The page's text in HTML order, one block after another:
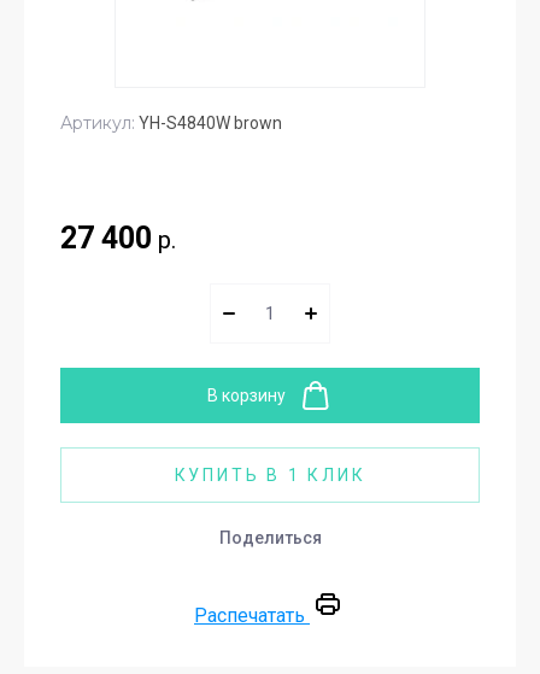
Артикул: YH-S4840W brown
27 400 р.
В корзину
КУПИТЬ В 1 КЛИК
Поделиться
Распечатать